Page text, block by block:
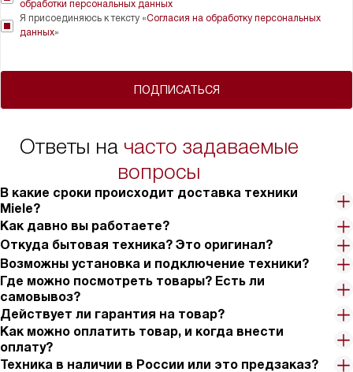
ПОДПИСАТЬСЯ
обработки персональных данных
Я присоединяюсь к тексту «Согласия на обработку персональных
данных»
Ответы на часто задаваемые
вопросы
В какие сроки происходит доставка техники
Miele?
Как давно вы работаете?
Откуда бытовая техника? Это оригинал?
Возможны установка и подключение техники?
Где можно посмотреть товары? Есть ли
самовывоз?
Действует ли гарантия на товар?
Как можно оплатить товар, и когда внести
оплату?
Техника в наличии в России или это предзаказ?